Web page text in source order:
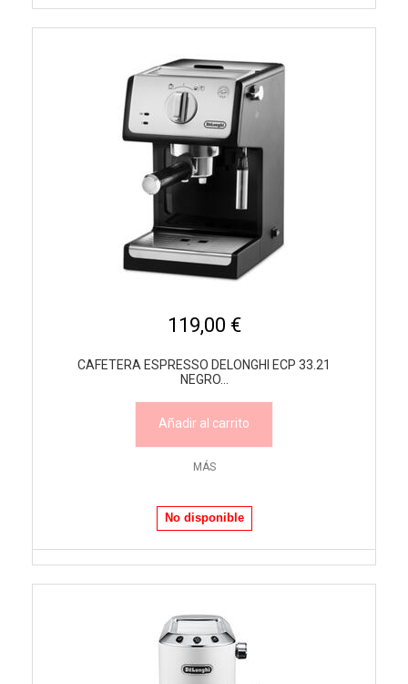
119,00 €
CAFETERA ESPRESSO DELONGHI ECP 33.21
NEGRO...
Añadir al carrito
MÁS
No disponible